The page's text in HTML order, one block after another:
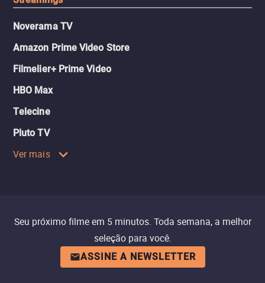
Noverama TV
Amazon Prime Video Store
Filmelier+ Prime Video
HBO Max
Telecine
Pluto TV
Ver mais
Seu próximo filme em 5 minutos. Toda semana, a melhor
seleção para você.
ASSINE A NEWSLETTER